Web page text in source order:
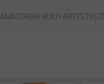
AMATORSKI RUCH